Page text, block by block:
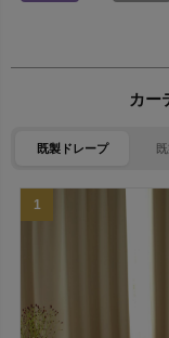
カー
既製ドレープ
1